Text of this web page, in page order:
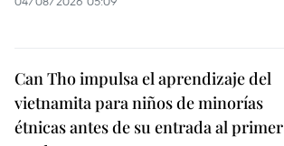
Can Tho impulsa el aprendizaje del
vietnamita para niños de minorías
étnicas antes de su entrada al primer